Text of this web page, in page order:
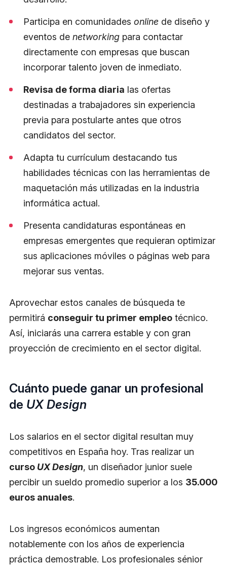
Participa en comunidades online de diseño y
eventos de networking para contactar
directamente con empresas que buscan
incorporar talento joven de inmediato.
Revisa de forma diaria las ofertas
destinadas a trabajadores sin experiencia
previa para postularte antes que otros
candidatos del sector.
Adapta tu currículum destacando tus
habilidades técnicas con las herramientas de
maquetación más utilizadas en la industria
informática actual.
Presenta candidaturas espontáneas en
empresas emergentes que requieran optimizar
sus aplicaciones móviles o páginas web para
mejorar sus ventas.
Aprovechar estos canales de búsqueda te
permitirá conseguir tu primer empleo técnico.
Así, iniciarás una carrera estable y con gran
proyección de crecimiento en el sector digital.
Cuánto puede ganar un profesional
de UX Design
Los salarios en el sector digital resultan muy
competitivos en España hoy. Tras realizar un
curso UX Design, un diseñador junior suele
percibir un sueldo promedio superior a los 35.000
euros anuales.
Los ingresos económicos aumentan
notablemente con los años de experiencia
práctica demostrable. Los profesionales sénior